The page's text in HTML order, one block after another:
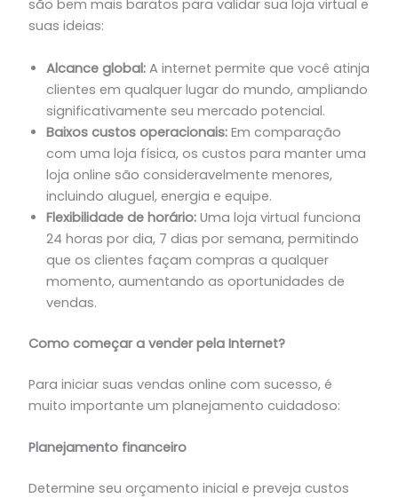
são bem mais baratos para validar sua loja virtual e
suas ideias:
Alcance global:A internet permite que você atinja
clientes em qualquer lugar do mundo, ampliando
significativamente seu mercado potencial.
Baixos custos operacionais:Em comparação
com uma loja física, os custos para manter uma
loja online são consideravelmente menores,
incluindo aluguel, energia e equipe.
Flexibilidade de horário:Uma loja virtual funciona
24 horas por dia, 7 dias por semana, permitindo
que os clientes façam compras a qualquer
momento, aumentando as oportunidades de
vendas.
Como começar a vender pela Internet?
Para iniciar suas vendas online com sucesso, é
muito importante um planejamento cuidadoso:
Planejamento financeiro
Determine seu orçamento inicial e preveja custos